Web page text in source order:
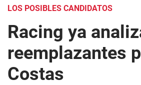
LOS POSIBLES CANDIDATOS
Racing ya
reemplazantes
Costas